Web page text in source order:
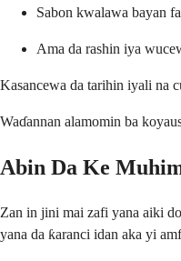
Sabon kwalawa bayan
Ama da rashin iya
Kasancewa da tarihin iyali na
Waɗannan alamomin ba
Abin Da Ke
Zan in jini mai zafi yana aiki
yana da ƙaranci idan aka yi